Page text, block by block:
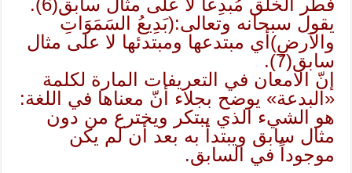
فطر الخلق مُبدِعاً لا على مثال سابق(6).
يقول سبحانه وتعالى:(بَدِيعُ السَمَوَاتِ
والاَرضِ)أي مبتدعها ومبتدئها لا على مثال
سابق(7).
إنّ الامعان في التعريفات المارة لكلمة
«البدعة» يوضح بجلاء أنّ معناها في اللغة:
هو الشيء الذي يبتكر ويخترع من دون
مثال سابق ويبتدأ به بعد أن لم يكن
موجوداً في السابق.